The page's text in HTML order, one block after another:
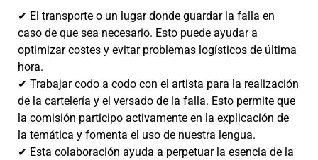
✔ El transporte o un lugar donde guardar la falla en
caso de que sea necesario. Esto puede ayudar a
optimizar costes y evitar problemas logísticos de última
hora.
✔ Trabajar codo a codo con el artista para la realización
de la cartelería y el versado de la falla. Esto permite que
la comisión participo activamente en la explicación de
la temática y fomenta el uso de nuestra lengua.
✔ Esta colaboración ayuda a perpetuar la esencia de la